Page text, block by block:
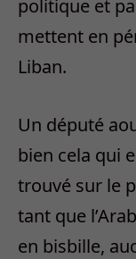
politique et
mettent en
Liban.
Un député
bien cela qui
trouvé sur le
tant que
en bisbille,